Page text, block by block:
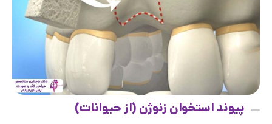
پیوند استخوان زنوژن (از حیوانات)